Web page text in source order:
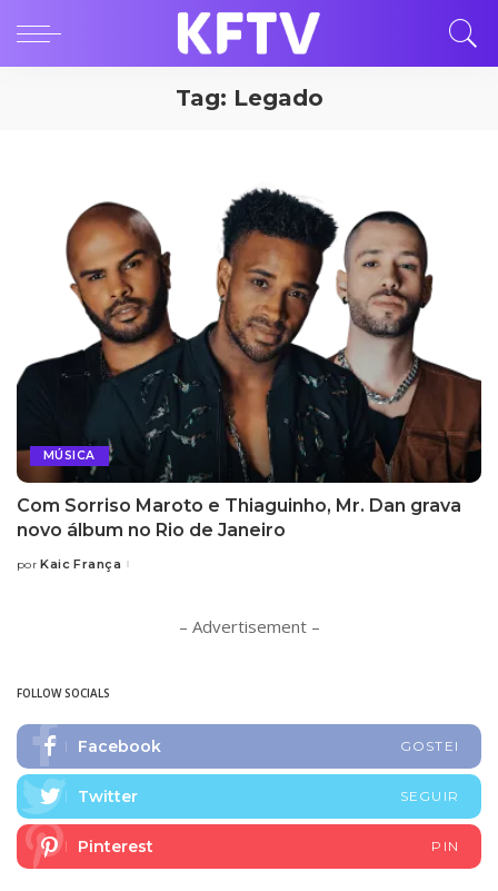
Tag: Legado
MÚSICA
Com Sorriso Maroto e Thiaguinho, Mr. Dan grava
novo álbum no Rio de Janeiro
Posted
por Kaic França
– Advertisement –
FOLLOW SOCIALS
Facebook GOSTEI
Twitter SEGUIR
Pinterest PIN